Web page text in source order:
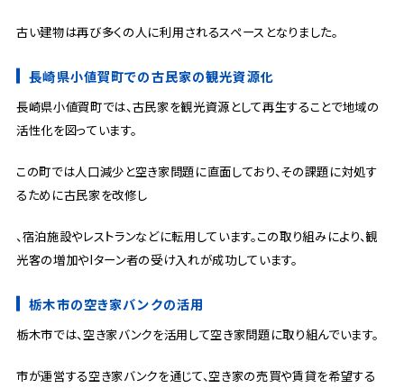
古い建物は再び多くの人に利用されるスペースとなりました。
長崎県小値賀町での古民家の観光資源化
長崎県小値賀町では、古民家を観光資源として再生することで地域の
活性化を図っています。
この町では人口減少と空き家問題に直面しており、その課題に対処す
るために古民家を改修し
、宿泊施設やレストランなどに転用しています。この取り組みにより、観
光客の増加やIターン者の受け入れが成功しています。
栃木市の空き家バンクの活用
栃木市では、空き家バンクを活用して空き家問題に取り組んでいます。
市が運営する空き家バンクを通じて、空き家の売買や賃貸を希望する